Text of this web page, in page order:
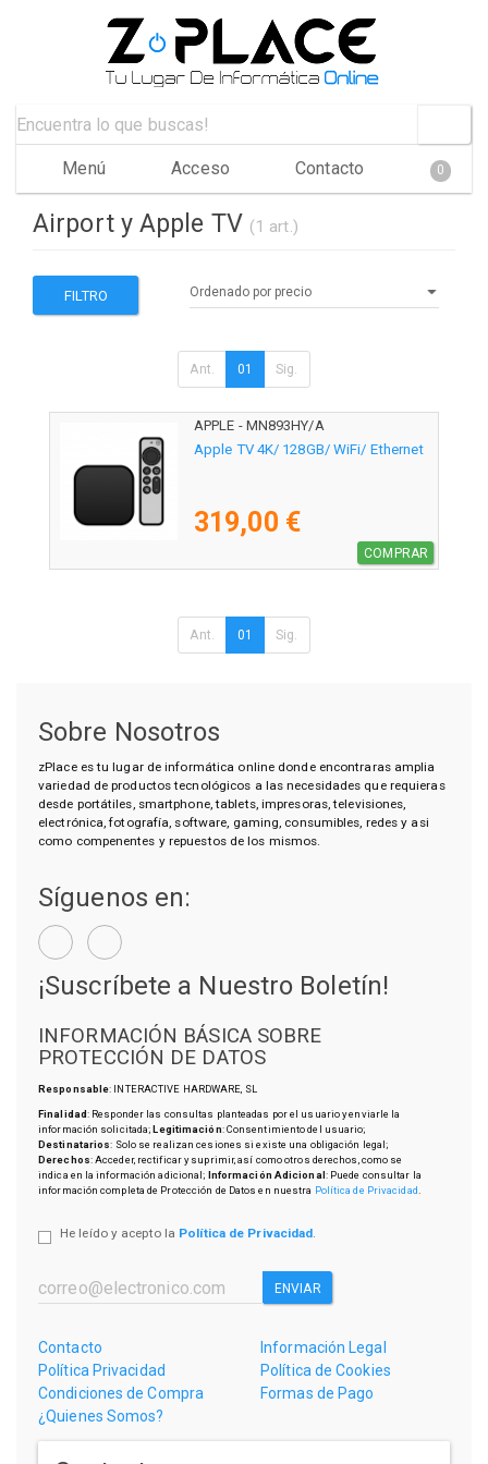
Menú Acceso Contacto 0
Airport y Apple TV (1 art.)
FILTRO
Ant. 01 Sig.
APPLE - MN893HY/A
Apple TV 4K/ 128GB/ WiFi/ Ethernet
319,00 €
COMPRAR
Ant. 01 Sig.
Sobre Nosotros
zPlace es tu lugar de informática online donde encontraras amplia
variedad de productos tecnológicos a las necesidades que requieras
desde portátiles, smartphone, tablets, impresoras, televisiones,
electrónica, fotografía, software, gaming, consumibles, redes y asi
como compenentes y repuestos de los mismos.
Síguenos en:
¡Suscríbete a Nuestro Boletín!
INFORMACIÓN BÁSICA SOBRE
PROTECCIÓN DE DATOS
Responsable: INTERACTIVE HARDWARE, SL
Finalidad: Responder las consultas planteadas por el usuario y enviarle la
información solicitada;Legitimación: Consentimiento del usuario;
Destinatarios: Solo se realizan cesiones si existe una obligación legal;
Derechos: Acceder, rectificar y suprimir, así como otros derechos, como se
indica en la información adicional; Información Adicional: Puede consultar la
información completa de Protección de Datos en nuestra Política de Privacidad
He leído y acepto la Política de Privacidad.
ENVIAR
Contacto
Información Legal
Política Privacidad
Política de Cookies
Condiciones de Compra
Formas de Pago
¿Quienes Somos?